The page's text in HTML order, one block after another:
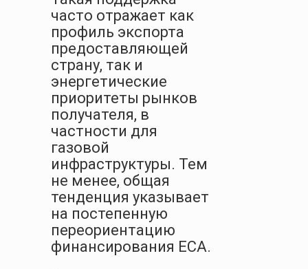
часто отражает как
профиль экспорта
предоставляющей
страну, так и
энергетические
приоритеты рынков
получателя, в
частности для
газовой
инфраструктуры. Тем
не менее, общая
тенденция указывает
на постепенную
переориентацию
финансирования ECA.